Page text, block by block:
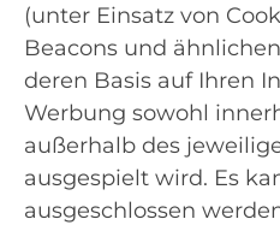
(unter Einsatz von
Beacons und
deren Basis auf Ihren
Werbung sowohl
außerhalb des
ausgespielt wird. Es
ausgeschlossen